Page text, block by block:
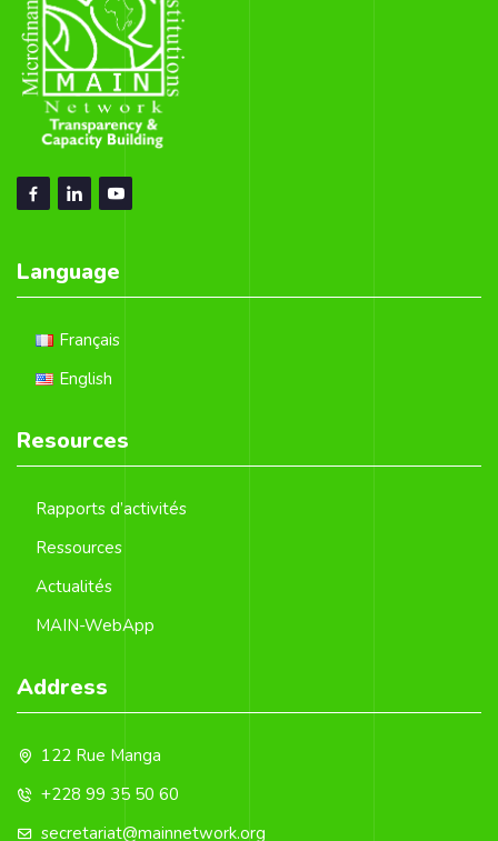
Language
Français
English
Resources
Rapports d’activités
Ressources
Actualités
MAIN-WebApp
Address
122 Rue Manga
+228 99 35 50 60
secretariat@mainnetwork.org